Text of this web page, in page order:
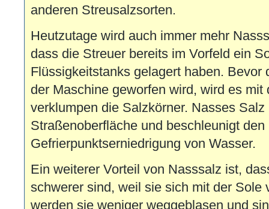
anderen Streusalzsorten.
Heutzutage wird auch immer mehr
dass die Streuer bereits im Vorfeld ein
Flüssigkeitstanks gelagert haben. Bevor
der Maschine geworfen wird, wird es
verklumpen die Salzkörner. Nasses
Straßenoberfläche und beschleunigt
Gefrierpunktserniedrigung von Wasser.
Ein weiterer Vorteil von Nasssalz ist,
schwerer sind, weil sie sich mit der Sole
werden sie weniger weggeblasen und